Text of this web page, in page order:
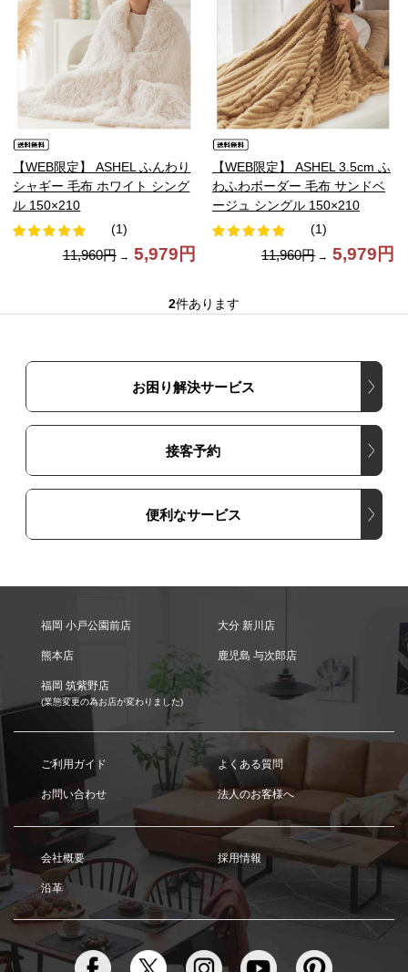
【WEB限定】 ASHEL ふんわり
シャギー 毛布 ホワイト シング
ル 150×210
(1)
11,960円 → 5,979円
【WEB限定】 ASHEL 3.5cm ふ
わふわボーダー 毛布 サンドベ
ージュ シングル 150×210
(1)
11,960円 → 5,979円
2件あります
お困り解決サービス
接客予約
便利なサービス
福岡 小戸公園前店 大分 新川店
熊本店 鹿児島 与次郎店
福岡 筑紫野店
(業態変更の為お店が変わりました)
ご利用ガイド よくある質問
お問い合わせ 法人のお客様へ
会社概要 採用情報
沿革